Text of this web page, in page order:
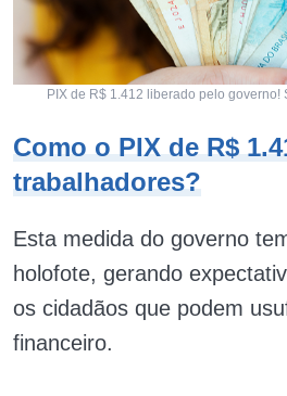
PIX de R$ 1.412 liberado pelo governo!
Como o PIX de R$
trabalhadores?
Esta medida do governo
holofote, gerando
os cidadãos que podem
financeiro.